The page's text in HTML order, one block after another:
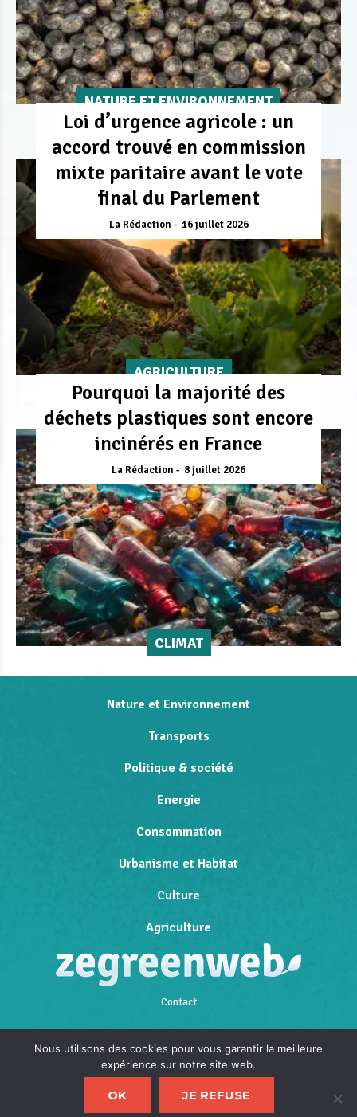
NATURE ET ENVIRONNEMENT
Loi d’urgence agricole : un
accord trouvé en commission
mixte paritaire avant le vote
final du Parlement
La Rédaction 16 juillet 2026
AGRICULTURE
Pourquoi la majorité des
déchets plastiques sont encore
incinérés en France
La Rédaction 8 juillet 2026
CLIMAT
Nature et Environnement
Transports
Politique & société
Energie
Consommation
Urbanisme et Habitat
Culture
Agriculture
Contact
Mentions légales
Politique de confidentialité
Nous utilisons des cookies pour vous garantir la meilleure
expérience sur notre site web.
OK JE REFUSE